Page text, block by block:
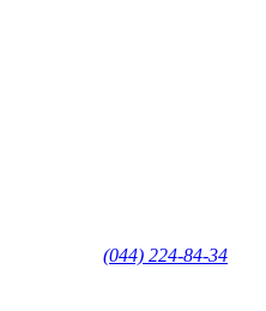
(044) 224-84-34